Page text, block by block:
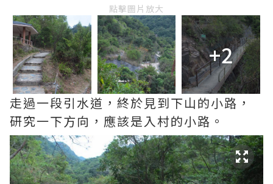
點擊圖片放大
+2
走過一段引水道，終於見到下山的小路，
研究一下方向，應該是入村的小路。